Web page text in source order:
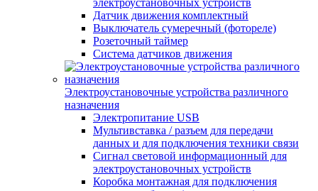
электроустановочных устройств
Датчик движения комплектный
Выключатель сумеречный (фотореле)
Розеточный таймер
Система датчиков движения
Электроустановочные устройства различного
назначения
Электропитание USB
Мультивставка / разъем для передачи
данных и для подключения техники связи
Сигнал световой информационный для
электроустановочных устройств
Коробка монтажная для подключения